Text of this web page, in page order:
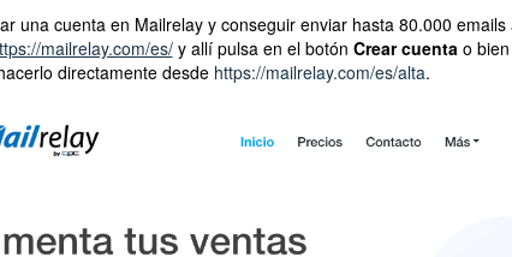
una cuenta en Mailrelay y conseguir enviar hasta 80.000
mailrelay.com/es/y allí pulsa en el botón Crear cuentao bien
directamente desde https://mailrelay.com/es/alta.